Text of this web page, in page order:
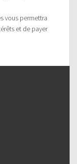
vous permettra
et de payer